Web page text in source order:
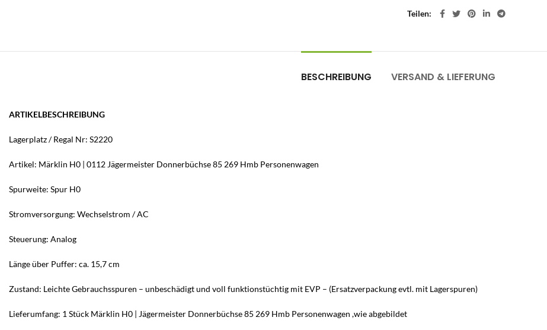
Teilen
BESCHREIBUNG VERSAND & LIEFERUNG
ARTIKELBESCHREIBUNG
Lagerplatz / Regal Nr: S2220
Artikel: Märklin H0 | 0112 Jägermeister Donnerbüchse 85 269 Hmb Personenwagen
Spurweite: Spur H0
Stromversorgung: Wechselstrom / AC
Steuerung: Analog
Länge über Puffer: ca. 15,7 cm
Zustand: Leichte Gebrauchsspuren – unbeschädigt und voll funktionstüchtig mit EVP – (Ersatzverpackung evtl. mit Lagerspuren)
Lieferumfang: 1 Stück Märklin H0 | Jägermeister Donnerbüchse 85 269 Hmb Personenwagen ,wie abgebildet